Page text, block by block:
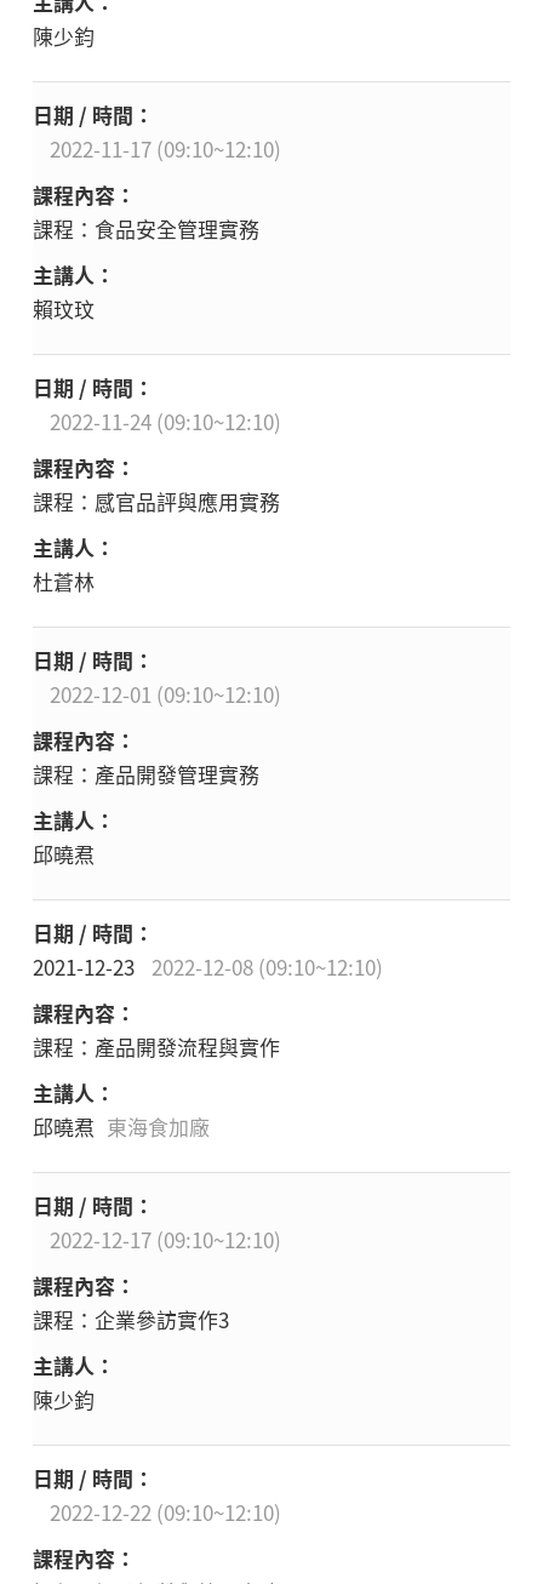
陳少鈞
2022-11-17 (09:10~12:10)
課程：食品安全管理實務
賴玟玟
2022-11-24 (09:10~12:10)
課程：感官品評與應用實務
杜蒼林
2022-12-01 (09:10~12:10)
課程：產品開發管理實務
邱曉焄
2021-12-23 2022-12-08 (09:10~12:10)
課程：產品開發流程與實作
邱曉焄 東海食加廠
2022-12-17 (09:10~12:10)
課程：企業參訪實作3
陳少鈞
2022-12-22 (09:10~12:10)